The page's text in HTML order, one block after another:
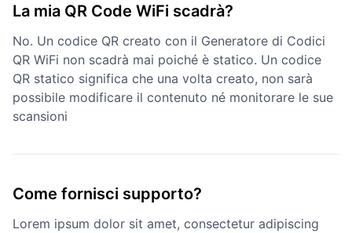
La mia QR Code WiFi scadrà?
No. Un codice QR creato con il Generatore di Codici
QR WiFi non scadrà mai poiché è statico. Un codice
QR statico significa che una volta creato, non sarà
possibile modificare il contenuto né monitorare le sue
scansioni
Come fornisci supporto?
Lorem ipsum dolor sit amet, consectetur adipiscing